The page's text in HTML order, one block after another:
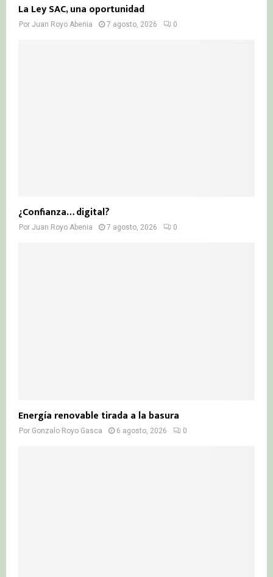
La Ley SAC, una oportunidad
Por Juan Royo Abenia 7 agosto, 2026 0
¿Confianza… digital?
Por Juan Royo Abenia 7 agosto, 2026 0
Energía renovable tirada a la basura
Por Gonzalo Royo Gasca 6 agosto, 2026 0